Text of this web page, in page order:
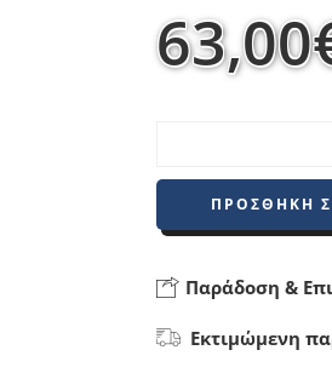
63,00
ΠΡΟΣΘΉΚΗ
Παράδοση &
Εκτιμώμενη